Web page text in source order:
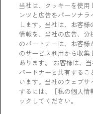
数字で見るazbil
A to Z
当社は、クッキーを使
ンツと広告をパーソナ
します。当社は、お客
情報を、当社の広告、分
のパートナーは、お客
のサービス利用から収
あります。 お客様は、
パートナーと共有する
います。当社のウェブ
するには、［私の個人情
ックしてください。